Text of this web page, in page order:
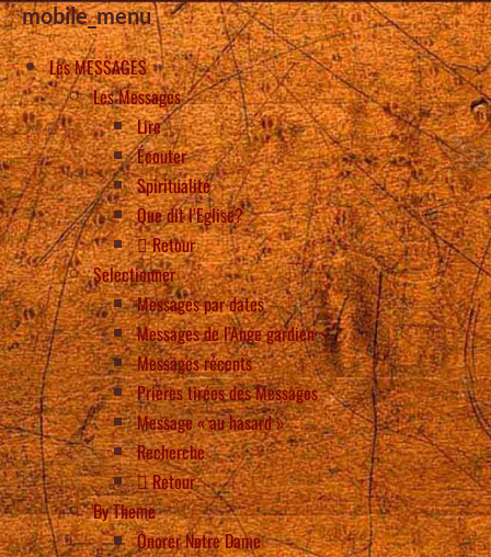
mobile_menu
Les MESSAGES
Les Messages
Lire
Écouter
Spiritualité
Que dit l’Eglise?
Retour
Selectionner
Messages par dates
Messages de l’Ange gardien
Messages récents
Prières tirées des Messages
Message « au hasard »
Recherche
Retour
By Theme
Onorer Notre Dame